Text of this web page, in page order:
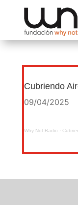
Cubriendo
09/04/2025
Why Not Radio ·